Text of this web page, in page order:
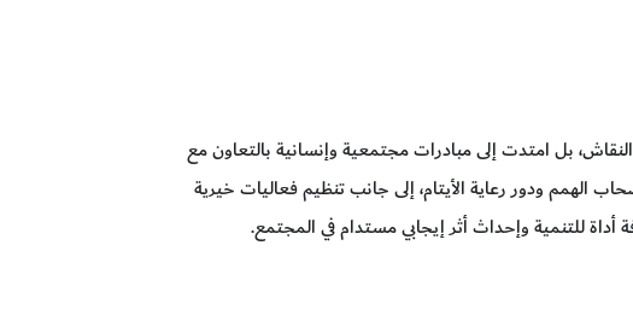
بل امتدت إلى مبادرات مجتمعية وإنسانية بالتعاون مع
الهمم ودور رعاية الأيتام، إلى جانب تنظيم فعاليات خيرية
أداة للتنمية وإحداث أثر إيجابي مستدام في المجتمع.